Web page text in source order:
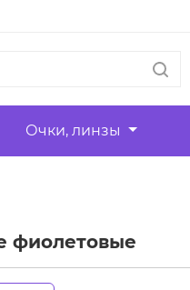
Очки, линзы
фиолетовые